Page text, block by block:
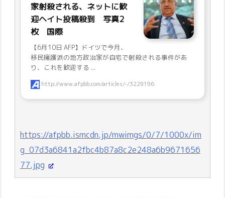
家射殺される、ネットに歓
迎ヘイト投稿殺到 写真2
枚 国際
【6月10日 AFP】ドイツで今月、
移民擁護派の地方政治家が自宅で射殺される事件があ
り、これを歓迎する ...
http://www.afpbb.com/articles/-/3229196
https://afpbb.ismcdn.jp/mwimgs/0/7/1000x/im
g_07d3a6841a2fbc4b87a8c2e248a6b9671656
77.jpg